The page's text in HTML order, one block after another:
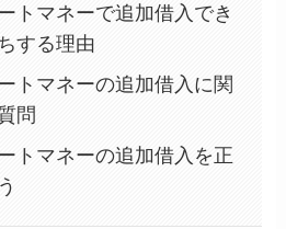
トマネーで追加借入でき
する理由
トマネーの追加借入に関
問
トマネーの追加借入を正